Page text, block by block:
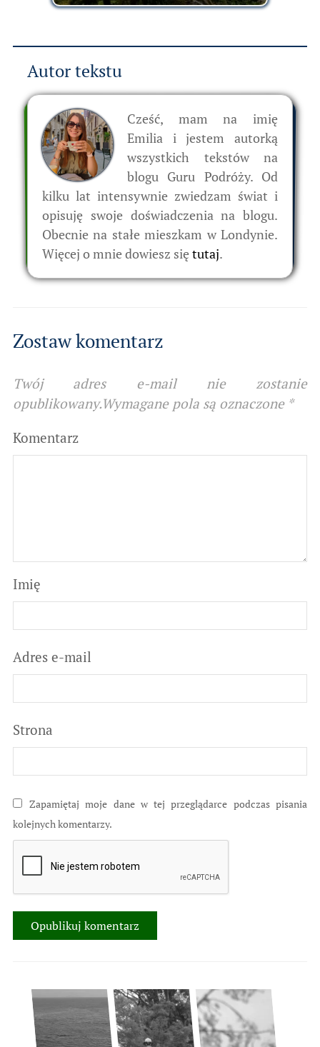
Autor tekstu
Cześć, mam na imię
Emilia i jestem autorką
wszystkich tekstów na
blogu Guru Podróży. Od
kilku lat intensywnie zwiedzam świat i
opisuję swoje doświadczenia na blogu.
Obecnie na stałe mieszkam w Londynie.
Więcej o mnie dowiesz się tutaj.
Zostaw komentarz
Twój adres e-mail nie zostanie
opublikowany.Wymagane pola są oznaczone *
Komentarz
Imię
Adres e-mail
Strona
Zapamiętaj moje dane w tej przeglądarce podczas pisania
kolejnych komentarzy.